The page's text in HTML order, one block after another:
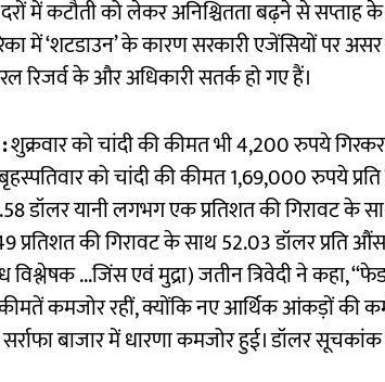
दरों में कटौती को लेकर अनिश्चितता बढ़ने से
में ‘शटडाउन’ के कारण सरकारी एजेंसियों पर
रिजर्व के और अधिकारी सतर्क हो गए हैं।
शुक्रवार को चांदी की कीमत भी 4,200 रुपये
को चांदी की कीमत 1,69,000 रुपये प्रति
डॉलर यानी लगभग एक प्रतिशत की गिरावट के
प्रतिशत की गिरावट के साथ 52.03 डॉलर प्रति
विश्लेषक ...जिंस एवं मुद्रा) जतीन त्रिवेदी ने कहा,
कमजोर रहीं, क्योंकि नए आर्थिक आंकड़ों की
बाजार में धारणा कमजोर हुई। डॉलर